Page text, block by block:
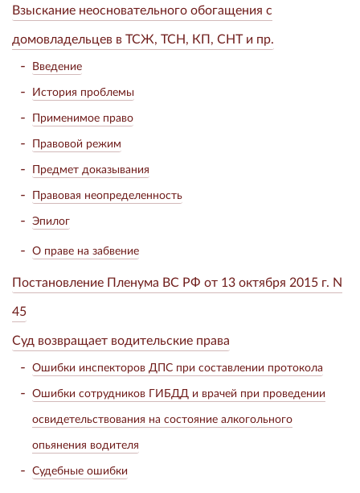
Взыскание неосновательного обогащения с
домовладельцев в ТСЖ, ТСН, КП, СНТ и пр.
Введение
История проблемы
Применимое право
Правовой режим
Предмет доказывания
Правовая неопределенность
Эпилог
О праве на забвение
Постановление Пленума ВС РФ от 13 октября 2015 г. N
45
Суд возвращает водительские права
Ошибки инспекторов ДПС при составлении протокола
Ошибки сотрудников ГИБДД и врачей при проведении
освидетельствования на состояние алкогольного
опьянения водителя
Судебные ошибки